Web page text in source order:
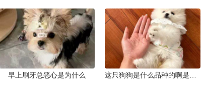
早上刷牙总恶心是为什么